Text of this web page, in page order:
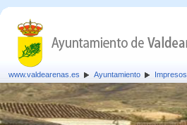
www.valdearenas.es Ayuntamiento Impresos